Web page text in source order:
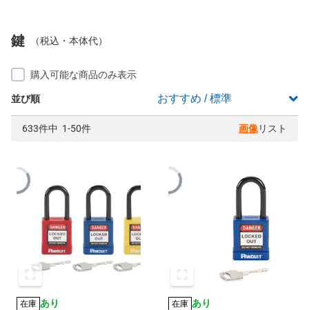
鍵 （税込・本体代）
購入可能な商品のみ表示
並び順
633件中 1-50件 画像 リスト
在庫 あり
在庫 あり